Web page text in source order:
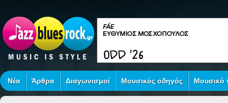
Νέα Άρθρα Διαγωνισμοί Μουσικός οδηγός Μουσικό